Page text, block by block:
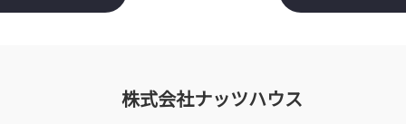
株式会社ナッツハウス